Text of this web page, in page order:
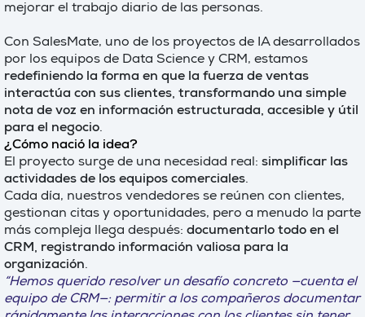
mejorar el trabajo diario de las personas.
Con SalesMate, uno de los proyectos de IA desarrollados
por los equipos de Data Science y CRM, estamos
redefiniendo la forma en que la fuerza de ventas
interactúa con sus clientes, transformando una simple
nota de voz en información estructurada, accesible y útil
para el negocio.
¿Cómo nació la idea?
El proyecto surge de una necesidad real: simplificar las
actividades de los equipos comerciales.
Cada día, nuestros vendedores se reúnen con clientes,
gestionan citas y oportunidades, pero a menudo la parte
más compleja llega después: documentarlo todo en el
CRM, registrando información valiosa para la
organización.
“Hemos querido resolver un desafío concreto —cuenta el
equipo de CRM—: permitir a los compañeros documentar